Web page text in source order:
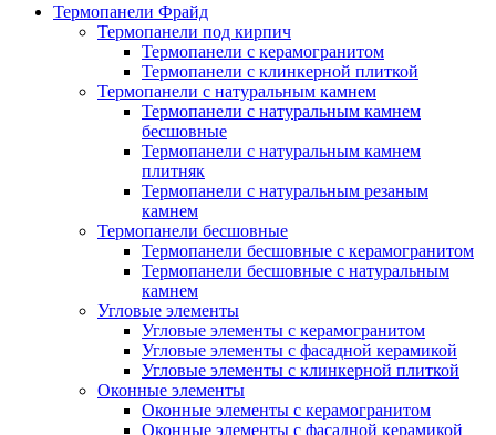
Термопанели Фрайд
Термопанели под кирпич
Термопанели с керамогранитом
Термопанели с клинкерной плиткой
Термопанели с натуральным камнем
Термопанели с натуральным камнем
бесшовные
Термопанели с натуральным камнем
плитняк
Термопанели с натуральным резаным
камнем
Термопанели бесшовные
Термопанели бесшовные с керамогранитом
Термопанели бесшовные с натуральным
камнем
Угловые элементы
Угловые элементы с керамогранитом
Угловые элементы с фасадной керамикой
Угловые элементы с клинкерной плиткой
Оконные элементы
Оконные элементы с керамогранитом
Оконные элементы с фасадной керамикой